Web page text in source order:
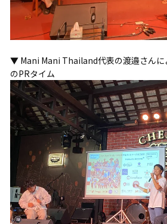
▼ Mani Mani Thailand代表の渡邉さんに
のPRタイム